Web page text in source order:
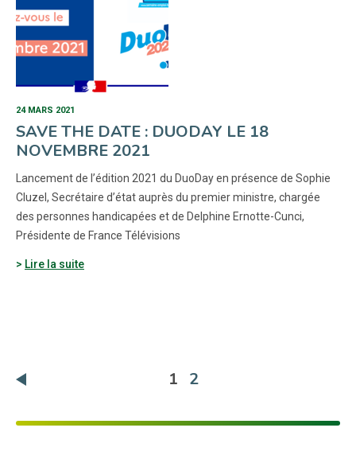
24 MARS 2021
SAVE THE DATE : DUODAY LE 18
NOVEMBRE 2021
Lancement de l’édition 2021 du DuoDay en présence de Sophie
Cluzel, Secrétaire d’état auprès du premier ministre, chargée
des personnes handicapées et de Delphine Ernotte-Cunci,
Présidente de France Télévisions
Lire la suite
1 2(actuelle)